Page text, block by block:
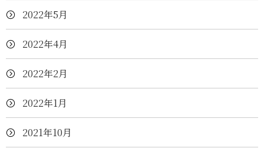
2022年5月
2022年4月
2022年2月
2022年1月
2021年10月